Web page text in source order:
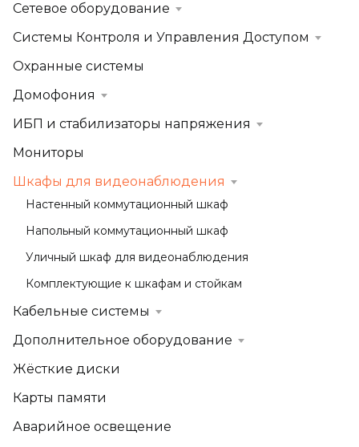
Сетевое оборудование
Системы Контроля и Управления Доступом
Охранные системы
Домофония
ИБП и стабилизаторы напряжения
Мониторы
Шкафы для видеонаблюдения
Настенный коммутационный шкаф
Напольный коммутационный шкаф
Уличный шкаф для видеонаблюдения
Комплектующие к шкафам и стойкам
Кабельные системы
Дополнительное оборудование
Жёсткие диски
Карты памяти
Аварийное освещение